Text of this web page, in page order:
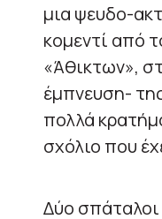
μια ψευδο-
κομεντί από
«Άθικτων»,
έμπνευση-
πολλά
σχόλιο που
Δύο